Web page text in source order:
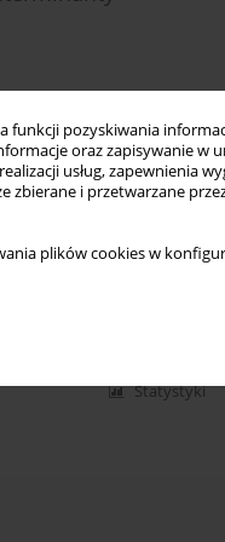
funkcji pozyskiwania
oraz zapisywanie w
usług, zapewnienia
zbierane i przetwarzane
plików cookies w
Statystyki
„Życia
Statystyki